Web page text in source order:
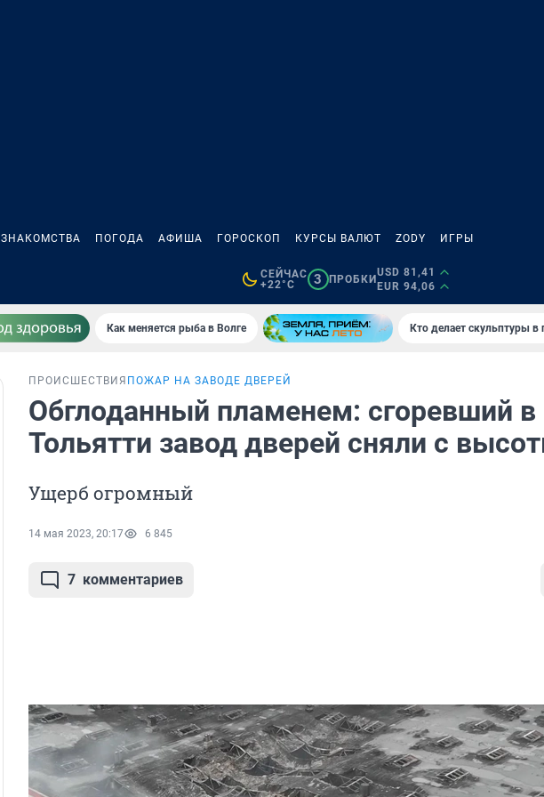
ЗНАКОМСТВА ПОГОДА АФИША ГОРОСКОП КУРСЫ ВАЛЮТ ZODY ИГРЫ
СЕЙЧАС
+22°C
3 ПРОБКИ
USD 81,41
EUR 94,06
Как меняется рыба в Волге Кто делает скульптуры в
ПРОИСШЕСТВИЯ ПОЖАР НА ЗАВОДЕ ДВЕРЕЙ
Обглоданный пламенем: сгоревший в
Тольятти завод дверей сняли с
Ущерб огромный
14 мая 2023, 20:17 6 845
7 комментариев